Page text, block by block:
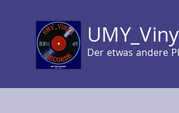
Der etwas andere